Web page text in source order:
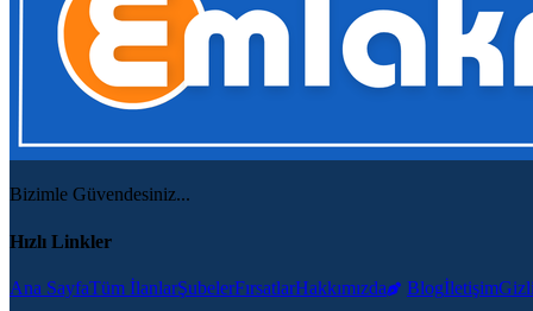
Bizimle Güvendesiniz...
Hızlı Linkler
Ana SayfaTüm İlanlarŞubelerFırsatlarHakkımızda Blogİletişim